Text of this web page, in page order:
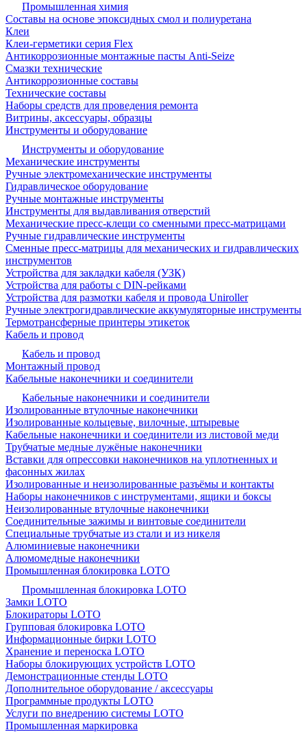
Промышленная химия
Составы на основе эпоксидных смол и полиуретана
Клеи
Клеи-герметики серия Flex
Антикоррозионные монтажные пасты Anti-Seize
Смазки технические
Антикоррозионные составы
Технические составы
Наборы средств для проведения ремонта
Витрины, аксессуары, образцы
Инструменты и оборудование
Инструменты и оборудование
Механические инструменты
Ручные электромеханические инструменты
Гидравлическое оборудование
Ручные монтажные инструменты
Инструменты для выдавливания отверстий
Механические пресс-клещи со сменными пресс-матрицами
Ручные гидравлические инструменты
Сменные пресс-матрицы для механических и гидравлических
инструментов
Устройства для закладки кабеля (УЗК)
Устройства для работы с DIN-рейками
Устройства для размотки кабеля и провода Uniroller
Ручные электрогидравлические аккумуляторные инструменты
Термотрансферные принтеры этикеток
Кабель и провод
Кабель и провод
Монтажный провод
Кабельные наконечники и соединители
Кабельные наконечники и соединители
Изолированные втулочные наконечники
Изолированные кольцевые, вилочные, штыревые
Кабельные наконечники и соединители из листовой меди
Трубчатые медные лужёные наконечники
Вставки для опрессовки наконечников на уплотненных и
фасонных жилах
Изолированные и неизолированные разъёмы и контакты
Наборы наконечников с инструментами, ящики и боксы
Неизолированные втулочные наконечники
Соединительные зажимы и винтовые соединители
Специальные трубчатые из стали и из никеля
Алюминиевые наконечники
Алюмомедные наконечники
Промышленная блокировка LOTO
Промышленная блокировка LOTO
Замки LOTO
Блокираторы LOTO
Групповая блокировка LOTO
Информационные бирки LOTO
Хранение и переноска LOTO
Наборы блокирующих устройств LOTO
Демонстрационные стенды LOTO
Дополнительное оборудование / аксессуары
Программные продукты LOTO
Услуги по внедрению системы LOTO
Промышленная маркировка